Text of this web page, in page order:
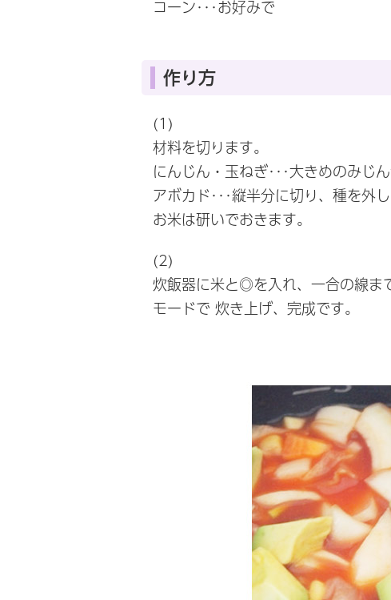
コーン･･･お好みで
作り方
(1)
材料を切ります。
にんじん・玉ねぎ･･･大きめのみじん
アボカド･･･縦半分に切り、種を外
お米は研いでおきます。
(2)
炊飯器に米と◎を入れ、一合の線ま
モードで 炊き上げ、完成です。